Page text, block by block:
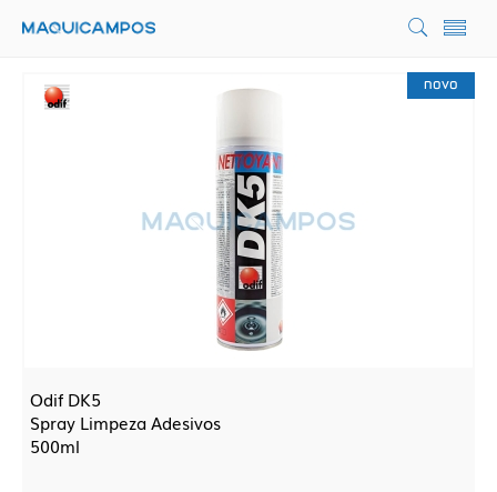
novo
Odif DK5
Spray Limpeza Adesivos
500ml